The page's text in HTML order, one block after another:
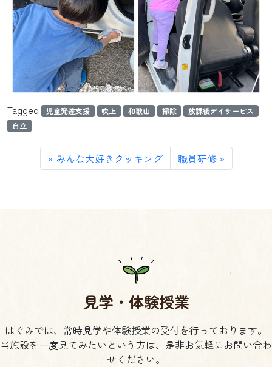
Tagged 児童発達支援 吹上 和歌山 掃除
放課後デイサービス
自立
みんな大好きクッキング 職員研修
見学・体験授業
はぐみでは、常時見学や体験授業の受付を行っております。
当施設を一度見てみたいという方は、是非お気軽にお問い合わ
せください。